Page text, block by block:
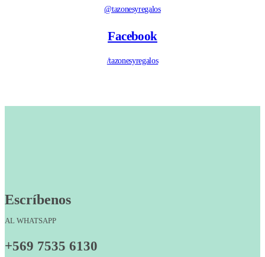
@tazonesyregalos
Facebook
/tazonesyregalos
Escríbenos
AL WHATSAPP
+569 7535 6130